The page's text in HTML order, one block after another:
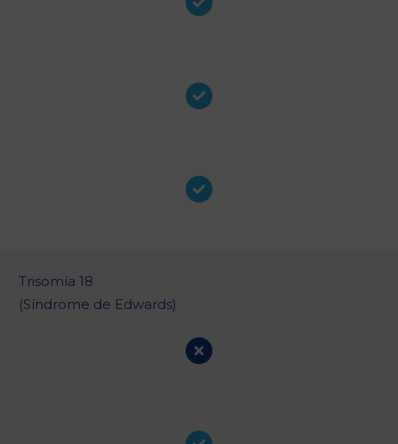
Trisomía 18
(Síndrome de Edwards)